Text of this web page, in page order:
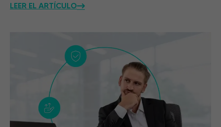
LEER EL ARTÍCULO